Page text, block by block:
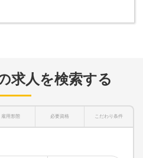
求人を検索する
雇用形態 必要資格 こだわり条件